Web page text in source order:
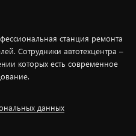
станция ремонта
Сотрудники автотехцентра –
которых есть современное
данных